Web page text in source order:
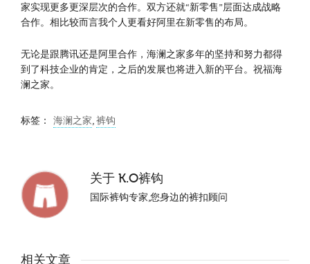
家实现更多更深层次的合作。双方还就“新零售”层面达成战略
合作。相比较而言我个人更看好阿里在新零售的布局。
无论是跟腾讯还是阿里合作，海澜之家多年的坚持和努力都得
到了科技企业的肯定，之后的发展也将进入新的平台。祝福海
澜之家。
标签： 海澜之家,裤钩
关于 K.O裤钩
国际裤钩专家,您身边的裤扣顾问
相关文章